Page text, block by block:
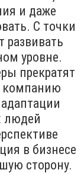
и даже
С точки
развивать
уровне.
прекратят
компанию
людей
в бизнесе
сторону.